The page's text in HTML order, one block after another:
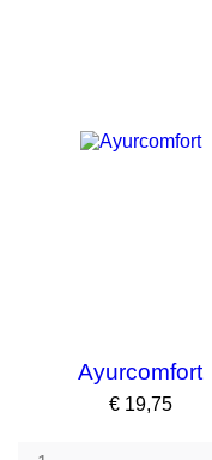
Ayurcomfort
Prijs
€ 19,75